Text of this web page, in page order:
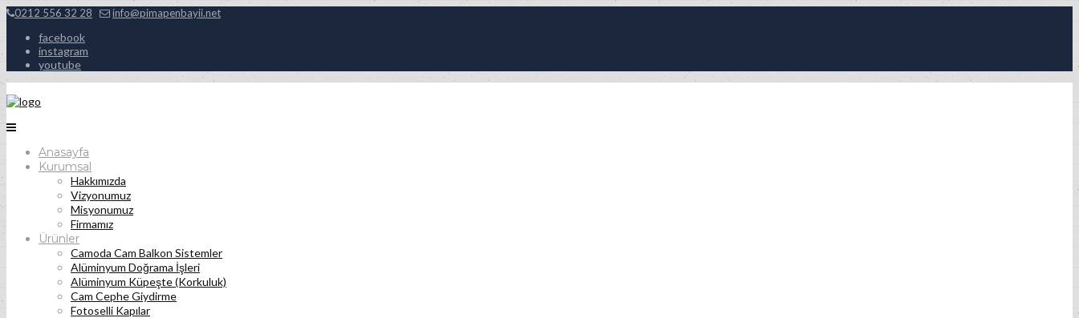
0212 556 32 28 info@pimapenbayii.net
facebook
instagram
youtube
Anasayfa
Kurumsal
Hakkımızda
Vizyonumuz
Misyonumuz
Firmamız
Ürünler
Camoda Cam Balkon Sistemler
Alüminyum Doğrama İşleri
Alüminyum Küpeşte (Korkuluk)
Cam Cephe Giydirme
Fotoselli Kapılar